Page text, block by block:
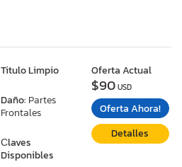
Titulo Limpio
Daño: Partes
Frontales
Сlaves
Disponibles
Oferta Actual
$90USD
Oferta Ahora!
Detalles